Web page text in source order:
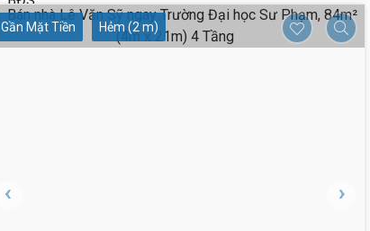
Gần Mặt Tiền Hẻm (2 m)